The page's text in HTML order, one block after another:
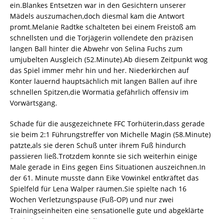
ein.Blankes Entsetzen war in den Gesichtern unserer
Mädels auszumachen,doch diesmal kam die Antwort
promt.Melanie Radtke schalteten bei einem Freistoß am
schnellsten und die Torjägerin vollendete den präzisen
langen Ball hinter die Abwehr von Selina Fuchs zum
umjubelten Ausgleich (52.Minute).Ab diesem Zeitpunkt wog
das Spiel immer mehr hin und her. Niederkirchen auf
Konter lauernd hauptsächlich mit langen Bällen auf ihre
schnellen Spitzen,die Wormatia gefährlich offensiv im
Vorwärtsgang.
Schade für die ausgezeichnete FFC Torhüterin,dass gerade
sie beim 2:1 Führungstreffer von Michelle Magin (58.Minute)
patzte,als sie deren Schuß unter ihrem Fuß hindurch
passieren ließ.Trotzdem konnte sie sich weiterhin einige
Male gerade in Eins gegen Eins Situationen auszeichnen.In
der 61. Minute musste dann Eike Vowinkel entkräftet das
Spielfeld für Lena Walper räumen.Sie spielte nach 16
Wochen Verletzungspause (Fuß-OP) und nur zwei
Trainingseinheiten eine sensationelle gute und abgeklärte